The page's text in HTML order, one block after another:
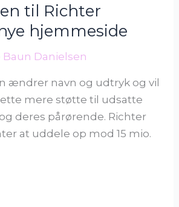
til Richter
hjemmeside
Baun Danielsen
ændrer navn og udtryk og vil
mere støtte til udsatte
deres pårørende. Richter
at uddele op mod 15 mio.